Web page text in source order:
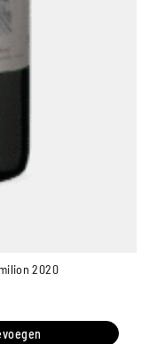
2020